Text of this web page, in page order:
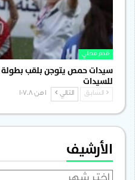
قدم محلي
سيدات حمص يتوجن بلقب بطولة
للسيدات
السابق التالي
الأرشيف
الأرشيف